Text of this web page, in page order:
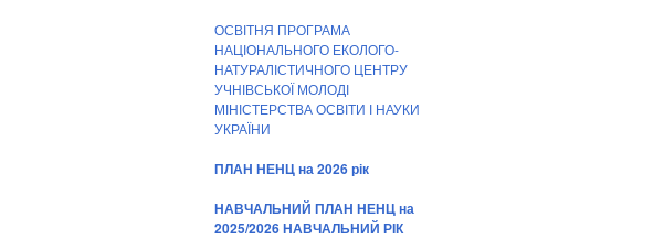
ОСВІТНЯ ПРОГРАМА
НАЦІОНАЛЬНОГО ЕКОЛОГО-
НАТУРАЛІСТИЧНОГО ЦЕНТРУ
УЧНІВСЬКОЇ МОЛОДІ
МІНІСТЕРСТВА ОСВІТИ І НАУКИ
УКРАЇНИ
ПЛАН НЕНЦ на 2026 рік
НАВЧАЛЬНИЙ ПЛАН НЕНЦ на
2025/2026 НАВЧАЛЬНИЙ РІК